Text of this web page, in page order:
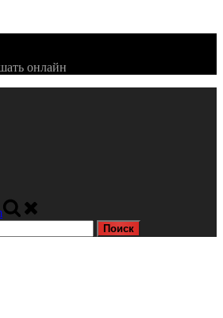
онлайн